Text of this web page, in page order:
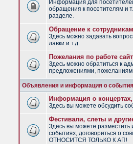
Информация для
обращения к посетителям и
разделе.
Обращение к
Здесь можно задавать
лавки и т.д.
Пожелания по работе
Здесь можно обратиться к
предложениями,
Объявления и информация о
Информация о
Здесь вы можете обсудить
Фестивали, слеты и
Здесь вы можете
событиях, договориться о
ОТНОСИТСЯ ТОЛЬКО К АП!